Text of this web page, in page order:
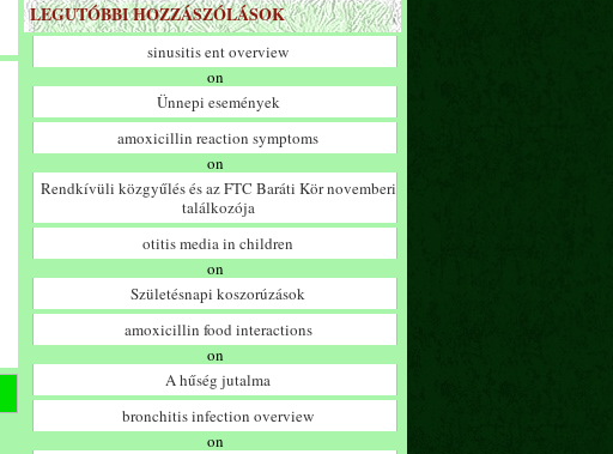
LEGUTÓBBI HOZZÁSZÓLÁSOK
sinusitis ent overview
on
Ünnepi események
amoxicillin reaction symptoms
on
Rendkívüli közgyűlés és az FTC Baráti Kör novemberi
találkozója
otitis media in children
on
Születésnapi koszorúzások
amoxicillin food interactions
on
A hűség jutalma
bronchitis infection overview
on